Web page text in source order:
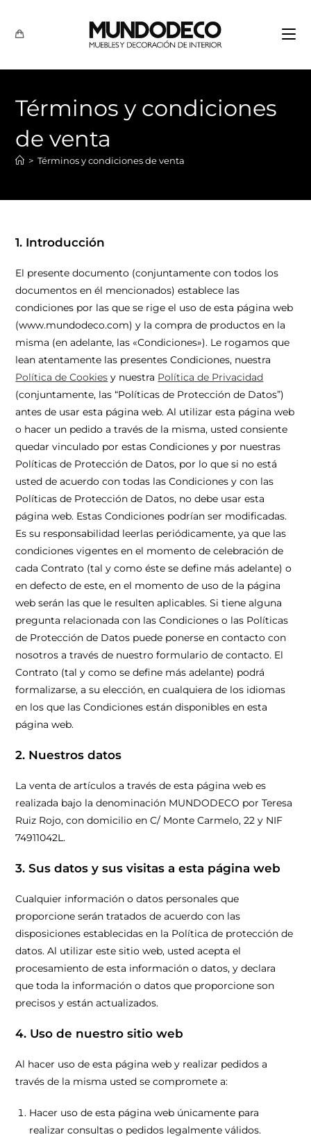
Términos y condiciones
de venta
> Términos y condiciones de venta
1. Introducción
El presente documento (conjuntamente con todos los
documentos en él mencionados) establece las
condiciones por las que se rige el uso de esta página web
(www.mundodeco.com) y la compra de productos en la
misma (en adelante, las «Condiciones»). Le rogamos que
lean atentamente las presentes Condiciones, nuestra
Política de Cookies y nuestra Política de Privacidad
(conjuntamente, las “Políticas de Protección de Datos”)
antes de usar esta página web. Al utilizar esta página web
o hacer un pedido a través de la misma, usted consiente
quedar vinculado por estas Condiciones y por nuestras
Políticas de Protección de Datos, por lo que si no está
usted de acuerdo con todas las Condiciones y con las
Políticas de Protección de Datos, no debe usar esta
página web. Estas Condiciones podrían ser modificadas.
Es su responsabilidad leerlas periódicamente, ya que las
condiciones vigentes en el momento de celebración de
cada Contrato (tal y como éste se define más adelante) o
en defecto de este, en el momento de uso de la página
web serán las que le resulten aplicables. Si tiene alguna
pregunta relacionada con las Condiciones o las Políticas
de Protección de Datos puede ponerse en contacto con
nosotros a través de nuestro formulario de contacto. El
Contrato (tal y como se define más adelante) podrá
formalizarse, a su elección, en cualquiera de los idiomas
en los que las Condiciones están disponibles en esta
página web.
2. Nuestros datos
La venta de artículos a través de esta página web es
realizada bajo la denominación MUNDODECO por Teresa
Ruiz Rojo, con domicilio en C/ Monte Carmelo, 22 y NIF
74911042L.
3. Sus datos y sus visitas a esta página web
Cualquier información o datos personales que
proporcione serán tratados de acuerdo con las
disposiciones establecidas en la Política de protección de
datos. Al utilizar este sitio web, usted acepta el
procesamiento de esta información o datos, y declara
que toda la información o datos que proporcione son
precisos y están actualizados.
4. Uso de nuestro sitio web
Al hacer uso de esta página web y realizar pedidos a
través de la misma usted se compromete a:
Hacer uso de esta página web únicamente para
realizar consultas o pedidos legalmente válidos.